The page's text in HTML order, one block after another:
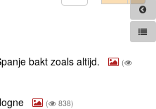
bakt zoals altijd.
(
( 838)